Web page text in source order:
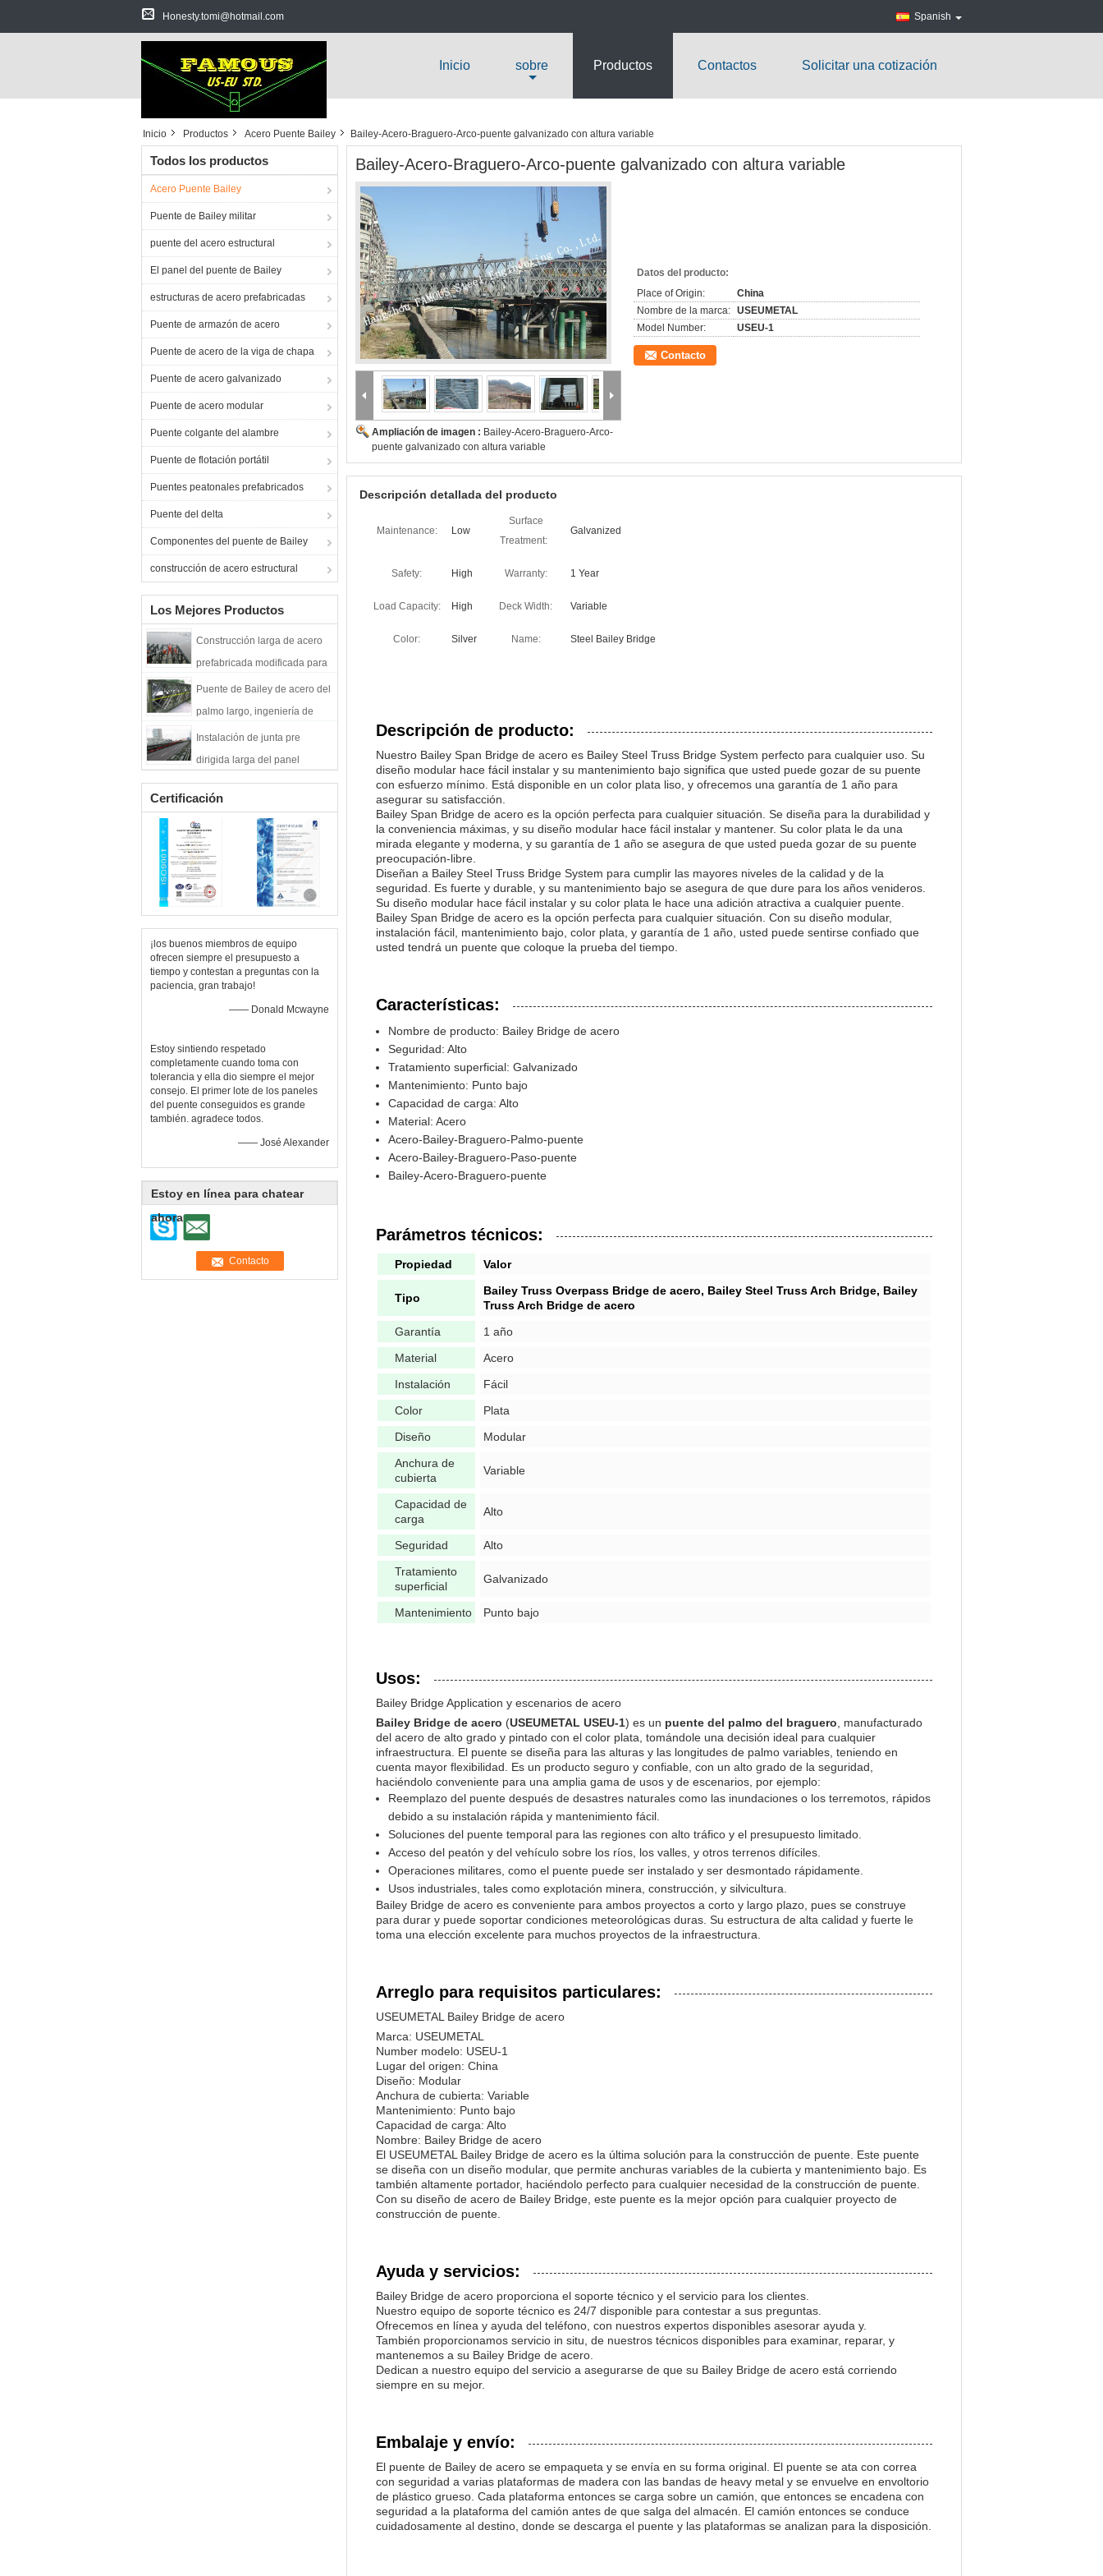
Honesty.tomi@hotmail.com Spanish
Inicio sobre Productos Contactos Solicitar una cotización
Inicio Productos Acero Puente Bailey Bailey-Acero-Braguero-Arco-puente galvanizado con altura variable
Todos los productos
Acero Puente Bailey
Puente de Bailey militar
puente del acero estructural
El panel del puente de Bailey
estructuras de acero prefabricadas
Puente de armazón de acero
Puente de acero de la viga de chapa
Puente de acero galvanizado
Puente de acero modular
Puente colgante del alambre
Puente de flotación portátil
Puentes peatonales prefabricados
Puente del delta
Componentes del puente de Bailey
construcción de acero estructural
Los Mejores Productos
Construcción larga de acero
prefabricada modificada para
requisitos particulares del
palmo de Bailey Bailey de la
Puente de Bailey de acero del
palmo largo, ingeniería de
acero modular de la estructura
del puente del metal de 3M
Instalación de junta pre
dirigida larga del panel
modular de los puentes
peatonales del palmo
Certificación
¡los buenos miembros de equipo
ofrecen siempre el presupuesto a
tiempo y contestan a preguntas con la
paciencia, gran trabajo!
—— Donald Mcwayne
Estoy sintiendo respetado
completamente cuando toma con
tolerancia y ella dio siempre el mejor
consejo. El primer lote de los paneles
del puente conseguidos es grande
también. agradece todos.
—— José Alexander
Estoy en línea para chatear
ahora
Bailey-Acero-Braguero-Arco-puente galvanizado con altura variable
Ampliación de imagen : Bailey-Acero-Braguero-Arco-
puente galvanizado con altura variable
Datos del producto:
Place of Origin:
China
Nombre de la marca: USEUMETAL
Model Number:
USEU-1
Contacto
Descripción detallada del producto
Maintenance: Low
Surface
Treatment:
Galvanized
Safety: High Warranty: 1 Year
Load Capacity: High Deck Width: Variable
Color: Silver Name: Steel Bailey Bridge
Descripción de producto:
Nuestro Bailey Span Bridge de acero es Bailey Steel Truss Bridge System perfecto para cualquier uso. Su
diseño modular hace fácil instalar y su mantenimiento bajo significa que usted puede gozar de su puente
con esfuerzo mínimo. Está disponible en un color plata liso, y ofrecemos una garantía de 1 año para
asegurar su satisfacción.
Bailey Span Bridge de acero es la opción perfecta para cualquier situación. Se diseña para la durabilidad y
la conveniencia máximas, y su diseño modular hace fácil instalar y mantener. Su color plata le da una
mirada elegante y moderna, y su garantía de 1 año se asegura de que usted pueda gozar de su puente
preocupación-libre.
Diseñan a Bailey Steel Truss Bridge System para cumplir las mayores niveles de la calidad y de la
seguridad. Es fuerte y durable, y su mantenimiento bajo se asegura de que dure para los años venideros.
Su diseño modular hace fácil instalar y su color plata le hace una adición atractiva a cualquier puente.
Bailey Span Bridge de acero es la opción perfecta para cualquier situación. Con su diseño modular,
instalación fácil, mantenimiento bajo, color plata, y garantía de 1 año, usted puede sentirse confiado que
usted tendrá un puente que coloque la prueba del tiempo.
Características:
Nombre de producto: Bailey Bridge de acero
Seguridad: Alto
Tratamiento superficial: Galvanizado
Mantenimiento: Punto bajo
Capacidad de carga: Alto
Material: Acero
Acero-Bailey-Braguero-Palmo-puente
Acero-Bailey-Braguero-Paso-puente
Bailey-Acero-Braguero-puente
Parámetros técnicos:
Propiedad Valor
Tipo
Bailey Truss Overpass Bridge de acero, Bailey Steel Truss Arch Bridge, Bailey
Truss Arch Bridge de acero
Garantía
1 año
Material
Acero
Instalación
Fácil
Color
Plata
Diseño
Modular
Anchura de
cubierta
Variable
Capacidad de
carga
Alto
Seguridad
Alto
Tratamiento
superficial
Galvanizado
Mantenimiento Punto bajo
Usos:
Bailey Bridge Application y escenarios de acero
Bailey Bridge de acero (USEUMETAL USEU-1) es un puente del palmo del braguero , manufacturado
del acero de alto grado y pintado con el color plata, tomándole una decisión ideal para cualquier
infraestructura. El puente se diseña para las alturas y las longitudes de palmo variables, teniendo en
cuenta mayor flexibilidad. Es un producto seguro y confiable, con un alto grado de la seguridad,
haciéndolo conveniente para una amplia gama de usos y de escenarios, por ejemplo:
Reemplazo del puente después de desastres naturales como las inundaciones o los terremotos, rápidos
debido a su instalación rápida y mantenimiento fácil.
Soluciones del puente temporal para las regiones con alto tráfico y el presupuesto limitado.
Acceso del peatón y del vehículo sobre los ríos, los valles, y otros terrenos difíciles.
Operaciones militares, como el puente puede ser instalado y ser desmontado rápidamente.
Usos industriales, tales como explotación minera, construcción, y silvicultura.
Bailey Bridge de acero es conveniente para ambos proyectos a corto y largo plazo, pues se construye
para durar y puede soportar condiciones meteorológicas duras. Su estructura de alta calidad y fuerte le
toma una elección excelente para muchos proyectos de la infraestructura.
Arreglo para requisitos particulares:
USEUMETAL Bailey Bridge de acero
Marca: USEUMETAL
Number modelo: USEU-1
Lugar del origen: China
Diseño: Modular
Anchura de cubierta: Variable
Mantenimiento: Punto bajo
Capacidad de carga: Alto
Nombre: Bailey Bridge de acero
El USEUMETAL Bailey Bridge de acero es la última solución para la construcción de puente. Este puente
se diseña con un diseño modular, que permite anchuras variables de la cubierta y mantenimiento bajo. Es
también altamente portador, haciéndolo perfecto para cualquier necesidad de la construcción de puente.
Con su diseño de acero de Bailey Bridge, este puente es la mejor opción para cualquier proyecto de
construcción de puente.
Ayuda y servicios:
Bailey Bridge de acero proporciona el soporte técnico y el servicio para los clientes.
Nuestro equipo de soporte técnico es 24/7 disponible para contestar a sus preguntas.
Ofrecemos en línea y ayuda del teléfono, con nuestros expertos disponibles asesorar ayuda y.
También proporcionamos servicio in situ, de nuestros técnicos disponibles para examinar, reparar, y
mantenemos a su Bailey Bridge de acero.
Dedican a nuestro equipo del servicio a asegurarse de que su Bailey Bridge de acero está corriendo
siempre en su mejor.
Embalaje y envío:
El puente de Bailey de acero se empaqueta y se envía en su forma original. El puente se ata con correa
con seguridad a varias plataformas de madera con las bandas de heavy metal y se envuelve en envoltorio
de plástico grueso. Cada plataforma entonces se carga sobre un camión, que entonces se encadena con
seguridad a la plataforma del camión antes de que salga del almacén. El camión entonces se conduce
cuidadosamente al destino, donde se descarga el puente y las plataformas se analizan para la disposición.